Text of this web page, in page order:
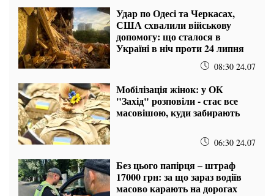
Удар по Одесі та Черкасах,
США схвалили військову
допомогу: що сталося в
Україні в ніч проти 24 липня
08:30 24.07
Мобілізація жінок: у ОК
"Захід" розповіли - стає все
масовішою, куди забирають
06:30 24.07
Без цього папірця – штраф
17000 грн: за що зараз водіїв
масово карають на дорогах